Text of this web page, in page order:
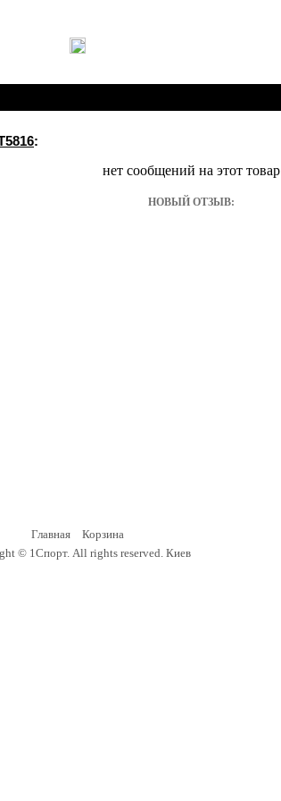
:
нет сообщений на этот товар
НОВЫЙ ОТЗЫВ:
Главная
Корзина
© 1Спорт. All rights reserved. Киев